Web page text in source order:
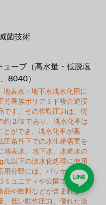
菌技術
ューブ（高水量・低脱塩
8040）
地表水・地下水淡水化用に
芳香族ポリアミド複合逆浸
です。その作動圧力は、従
約 2/3 であり、淡水化率は
とができ、淡水化率が高
圧条件下での水生産需要を
地表水、地下水、水道水の
L以下の淡水化処理に使用
用分野には、パッケージ化
ミュニティや公園での質の
品や飲料などが含まれま
、低い動作圧力、優れた淡